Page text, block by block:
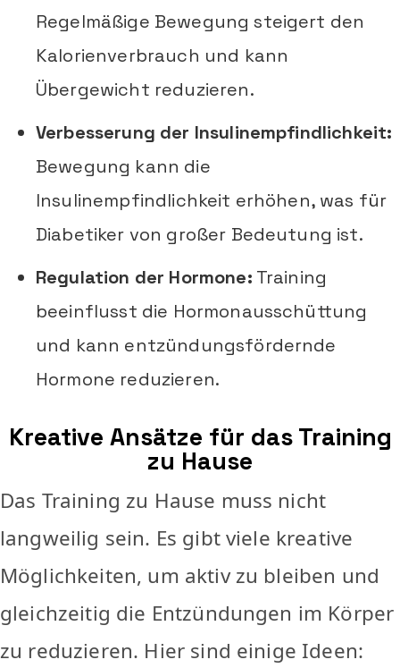
Regelmäßige Bewegung steigert den
Kalorienverbrauch und kann
Übergewicht reduzieren.
Verbesserung der Insulinempfindlichkeit:
Bewegung kann die
Insulinempfindlichkeit erhöhen, was für
Diabetiker von großer Bedeutung ist.
Regulation der Hormone: Training
beeinflusst die Hormonausschüttung
und kann entzündungsfördernde
Hormone reduzieren.
Kreative Ansätze für das Training
zu Hause
Das Training zu Hause muss nicht
langweilig sein. Es gibt viele kreative
Möglichkeiten, um aktiv zu bleiben und
gleichzeitig die Entzündungen im Körper
zu reduzieren. Hier sind einige Ideen: